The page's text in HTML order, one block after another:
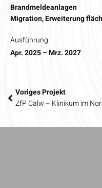
Brandmeldeanlagen
Migration, Erweiterung
Ausführung
Apr. 2025 – Mrz. 2027
Voriges Projekt